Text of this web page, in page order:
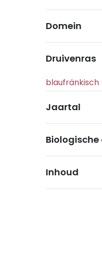
Domein
Druivenras
Jaartal
Inhoud